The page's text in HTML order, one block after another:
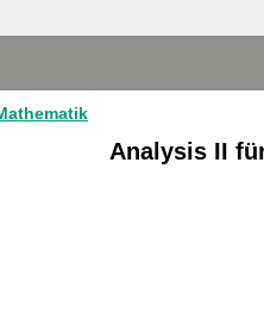
Analysis II